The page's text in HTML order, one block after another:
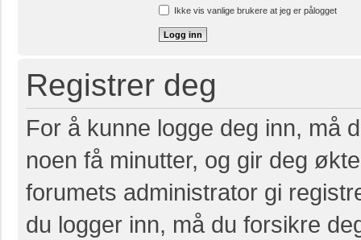
Ikke vis vanlige brukere at jeg er pålogget
Registrer deg
For å kunne logge deg inn, må
noen få minutter, og gir deg
forumets administrator gi
du logger inn, må du forsikre